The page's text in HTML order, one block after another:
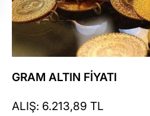
GRAM ALTIN FİYATI
ALIŞ: 6.213,89 TL